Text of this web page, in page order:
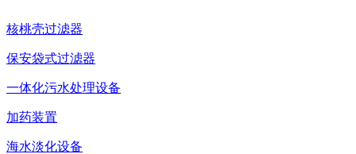
核桃壳过滤器
保安袋式过滤器
一体化污水处理设备
加药装置
海水淡化设备